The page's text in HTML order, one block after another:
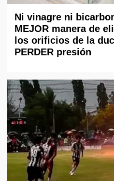
Ni vinagre ni
MEJOR manera de
los orificios de la
PERDER presión